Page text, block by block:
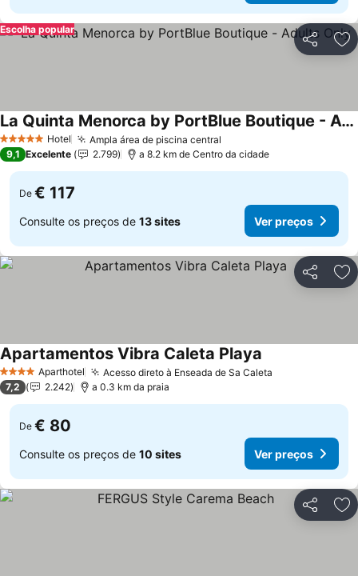
Partilhar
Escolha popular
5 Estrelas Hotel Ampla área de piscina central
La Quinta Menorca by PortBlue Boutique - Adults Only
9,1 Excelente 2.799 a 8.2 km de Centro da cidade
De € 117
Consulte os preços de 13 sites Ver preços
Partilhar
4 EstrelasAparthotel Acesso direto à Enseada de Sa Caleta
Apartamentos Vibra Caleta Playa
7,2 2.242 a 0.3 km da praia
De € 80
Consulte os preços de 10 sites Ver preços
Partilhar